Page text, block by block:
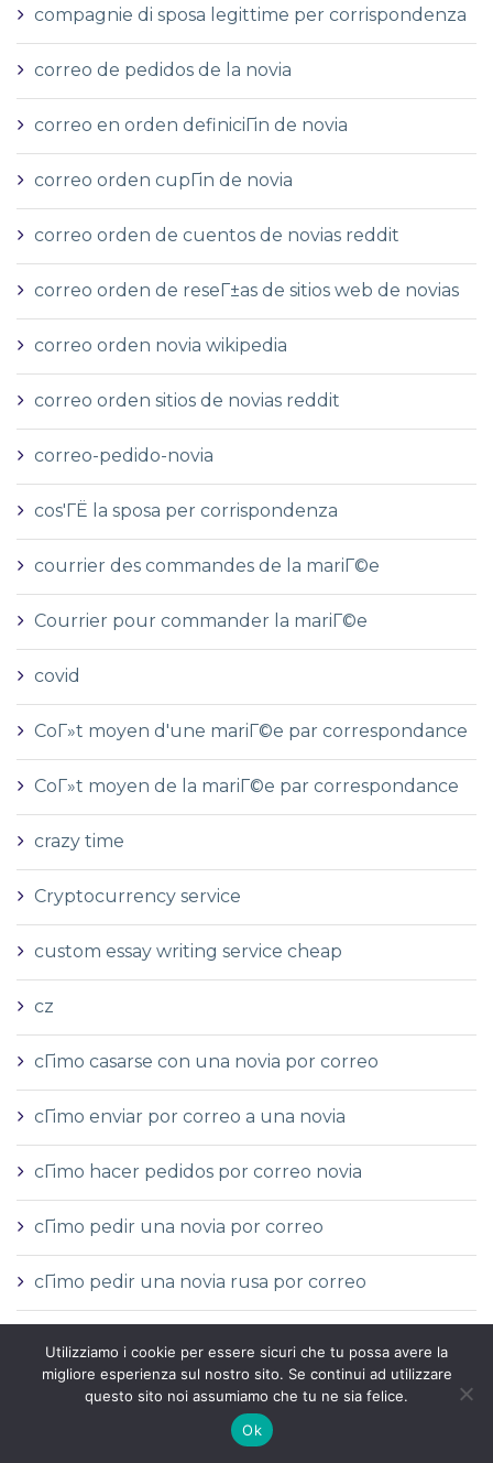
compagnie di sposa legittime per corrispondenza
correo de pedidos de la novia
correo en orden definiciГіn de novia
correo orden cupГіn de novia
correo orden de cuentos de novias reddit
correo orden de reseГ±as de sitios web de novias
correo orden novia wikipedia
correo orden sitios de novias reddit
correo-pedido-novia
cos'ГЁ la sposa per corrispondenza
courrier des commandes de la mariГ©e
Courrier pour commander la mariГ©e
covid
CoГ»t moyen d'une mariГ©e par correspondance
CoГ»t moyen de la mariГ©e par correspondance
crazy time
Cryptocurrency service
custom essay writing service cheap
cz
cГіmo casarse con una novia por correo
cГіmo enviar por correo a una novia
cГіmo hacer pedidos por correo novia
cГіmo pedir una novia por correo
cГіmo pedir una novia rusa por correo
devrais-je sortir avec une mariГ©e par
Utilizziamo i cookie per essere sicuri che tu possa avere la
migliore esperienza sul nostro sito. Se continui ad utilizzare
questo sito noi assumiamo che tu ne sia felice.
Ok